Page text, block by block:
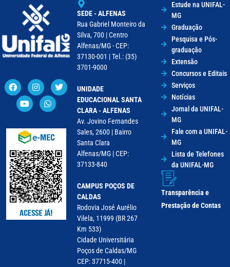
SEDE - ALFENAS
Rua Gabriel Monteiro da
Silva, 700 | Centro
Alfenas/MG - CEP:
37130-001 | Tel.: (35)
3701-9000
UNIDADE
EDUCACIONAL SANTA
CLARA - ALFENAS
Av. Jovino Fernandes
Sales, 2600 | Bairro
Santa Clara
Alfenas/MG | CEP:
37133-840
CAMPUS POÇOS DE
CALDAS
Rodovia José Aurélio
Vilela, 11999 (BR 267
Km 533)
Cidade Universitária
Poços de Caldas/MG
CEP: 37715-400 |
Estude na UNIFAL-
MG
Graduação
Pesquisa e Pós-
graduação
Extensão
Concursos e Editais
Serviços
Notícias
Jornal da UNIFAL-
MG
Fale com a UNIFAL-
MG
Lista de Telefones
da UNIFAL-MG
Transparência e
Prestação de Contas